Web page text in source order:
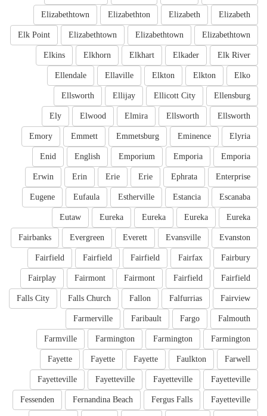
Elizabeth
Elizabeth
Elizabethton
Elizabethtown
Elizabethtown
Elizabethtown
Elizabethtown
Elk Point
Elk River
Elkader
Elkhart
Elkhorn
Elkins
Elko
Elkton
Elkton
Ellaville
Ellendale
Ellensburg
Ellicott City
Ellijay
Ellsworth
Ellsworth
Ellsworth
Elmira
Elwood
Ely
Elyria
Eminence
Emmetsburg
Emmett
Emory
Emporia
Emporia
Emporium
English
Enid
Enterprise
Ephrata
Erie
Erie
Erin
Erwin
Escanaba
Estancia
Estherville
Eufaula
Eugene
Eureka
Eureka
Eureka
Eureka
Eutaw
Evanston
Evansville
Everett
Evergreen
Fairbanks
Fairbury
Fairfax
Fairfield
Fairfield
Fairfield
Fairfield
Fairfield
Fairmont
Fairmont
Fairplay
Fairview
Falfurrias
Fallon
Falls Church
Falls City
Falmouth
Fargo
Faribault
Farmerville
Farmington
Farmington
Farmington
Farmville
Farwell
Faulkton
Fayette
Fayette
Fayette
Fayetteville
Fayetteville
Fayetteville
Fayetteville
Fayetteville
Fergus Falls
Fernandina Beach
Fessenden